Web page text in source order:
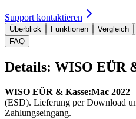
Support kontaktieren
Überblick Funktionen Vergleich
FAQ
Details: WISO EÜR
WISO EÜR & Kasse:Mac 2022
(ESD). Lieferung per Download
Zahlungseingang.